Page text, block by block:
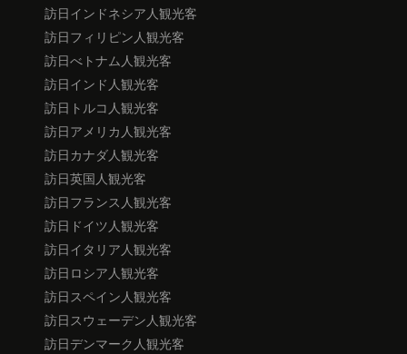
訪日インドネシア人観光客
訪日フィリピン人観光客
訪日べトナム人観光客
訪日インド人観光客
訪日トルコ人観光客
訪日アメリカ人観光客
訪日カナダ人観光客
訪日英国人観光客
訪日フランス人観光客
訪日ドイツ人観光客
訪日イタリア人観光客
訪日ロシア人観光客
訪日スペイン人観光客
訪日スウェーデン人観光客
訪日デンマーク人観光客